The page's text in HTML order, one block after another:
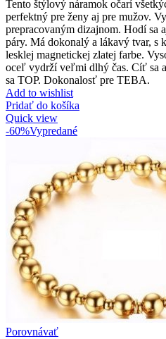
Tento štýlový náramok očarí
perfektný pre ženy aj pre mužov.
prepracovaným dizajnom. Hodí sa
páry. Má dokonalý a lákavý tvar, s
lesklej magnetickej zlatej farbe.
oceľ vydrží veľmi dlhý čas. Cíť sa
sa TOP. Dokonalosť pre TEBA.
Add to wishlist
Pridať do košíka
Quick view
-60%Vypredané
Porovnávať